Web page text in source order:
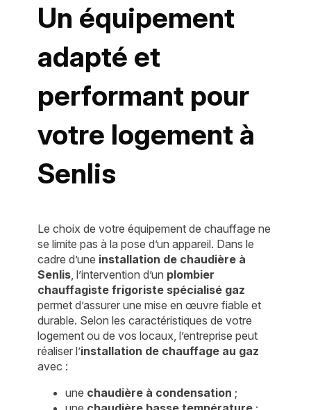
Un équipement
adapté et
performant pour
votre logement à
Senlis
Le choix de votre équipement de chauffage ne
se limite pas à la pose d’un appareil. Dans le
cadre d’une installation de chaudière à
Senlis, l’intervention d’un plombier
chauffagiste frigoriste spécialisé gaz
permet d’assurer une mise en œuvre fiable et
durable. Selon les caractéristiques de votre
logement ou de vos locaux, l’entreprise peut
réaliser l’installation de chauffage au gaz
avec :
une chaudière à condensation ;